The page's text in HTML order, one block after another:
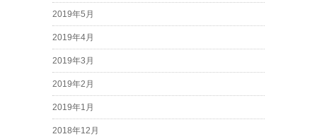
2019年5月
2019年4月
2019年3月
2019年2月
2019年1月
2018年12月